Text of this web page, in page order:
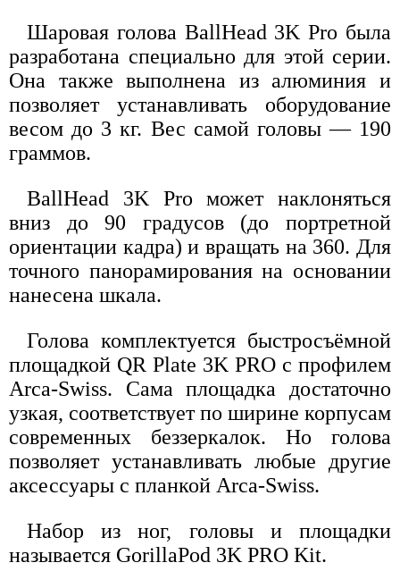
Шаровая голова BallHead 3K Pro была
разработана специально для этой серии.
Она также выполнена из алюминия и
позволяет устанавливать оборудование
весом до 3 кг. Вес самой головы — 190
граммов.
BallHead 3K Pro может наклоняться
вниз до 90 градусов (до портретной
ориентации кадра) и вращать на 360. Для
точного панорамирования на основании
нанесена шкала.
Голова комплектуется быстросъёмной
площадкой QR Plate 3K PRO с профилем
Arca-Swiss. Сама площадка достаточно
узкая, соответствует по ширине корпусам
современных беззеркалок. Но голова
позволяет устанавливать любые другие
аксессуары с планкой Arca-Swiss.
Набор из ног, головы и площадки
называется GorillaPod 3K PRO Kit.